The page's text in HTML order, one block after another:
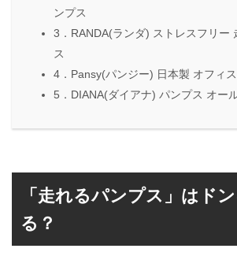
ンプス
3．RANDA(ランダ) ストレスフリー
ス
4．Pansy(パンジー) 日本製 オフィ
5．DIANA(ダイアナ) パンプス オー
「走れるパンプス」はド
る？